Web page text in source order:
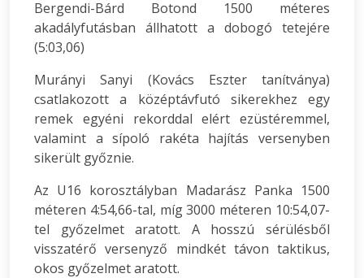
Bergendi-Bárd Botond 1500 méteres
akadályfutásban állhatott a dobogó tetejére
(5:03,06)
Murányi Sanyi (Kovács Eszter tanítványa)
csatlakozott a középtávfutó sikerekhez egy
remek egyéni rekorddal elért ezüstéremmel,
valamint a sípoló rakéta hajítás versenyben
sikerült győznie.
Az U16 korosztályban Madarász Panka 1500
méteren 4:54,66-tal, míg 3000 méteren 10:54,07-
tel győzelmet aratott. A hosszú sérülésből
visszatérő versenyző mindkét távon taktikus,
okos győzelmet aratott.